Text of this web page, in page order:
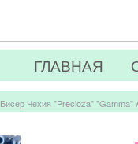
ГЛАВНАЯ
Бисер Чехия "Precioza" "Gamma"